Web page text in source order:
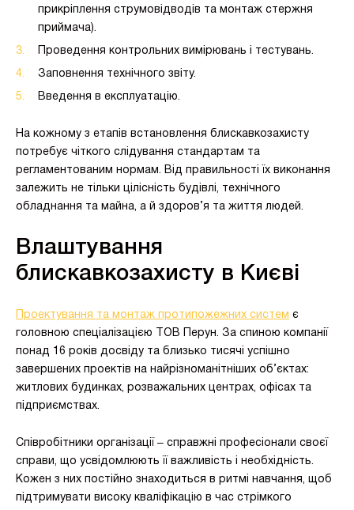
прикріплення струмовідводів та монтаж стержня
приймача).
Проведення контрольних вимірювань і тестувань.
Заповнення технічного звіту.
Введення в експлуатацію.
На кожному з етапів встановлення блискавкозахисту
потребує чіткого слідування стандартам та
регламентованим нормам. Від правильності їх виконання
залежить не тільки цілісність будівлі, технічного
обладнання та майна, а й здоров’я та життя людей.
Влаштування
блискавкозахисту в Києві
Проектування та монтаж протипожежних систем є
головною спеціалізацією ТОВ Перун. За спиною компанії
понад 16 років досвіду та близько тисячі успішно
завершених проектів на найрізноманітніших об’єктах:
житлових будинках, розважальних центрах, офісах та
підприємствах.
Співробітники організації ‒ справжні професіонали своєї
справи, що усвідомлюють її важливість і необхідність.
Кожен з них постійно знаходиться в ритмі навчання, щоб
підтримувати високу кваліфікацію в час стрімкого